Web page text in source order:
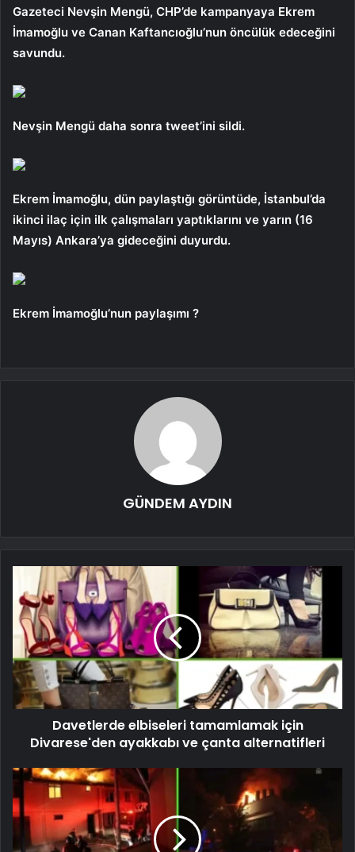
Gazeteci Nevşin Mengü, CHP’de kampanyaya Ekrem
İmamoğlu ve Canan Kaftancıoğlu’nun öncülük edeceğini
savundu.
Nevşin Mengü daha sonra tweet’ini sildi.
Ekrem İmamoğlu, dün paylaştığı görüntüde, İstanbul’da
ikinci ilaç için ilk çalışmaları yaptıklarını ve yarın (16
Mayıs) Ankara’ya gideceğini duyurdu.
Ekrem İmamoğlu’nun paylaşımı ?
GÜNDEM AYDIN
Davetlerde elbiseleri tamamlamak için
Divarese'den ayakkabı ve çanta alternatifleri